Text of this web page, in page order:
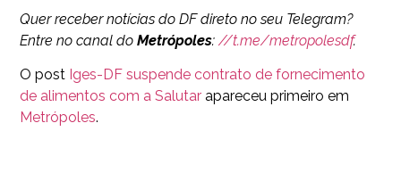
Quer receber notícias do DF direto no seu Telegram?
Entre no canal do Metrópoles: //t.me/metropolesdf.
O post Iges-DF suspende contrato de fornecimento
de alimentos com a Salutar apareceu primeiro em
Metrópoles.